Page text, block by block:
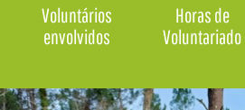
Voluntários
envolvidos
Horas de
Voluntariado